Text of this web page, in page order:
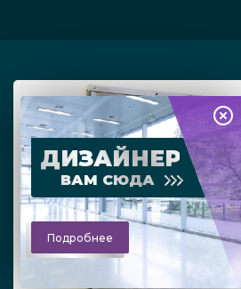
ДИЗАЙНЕР
ВАМ СЮДА
Подробнее